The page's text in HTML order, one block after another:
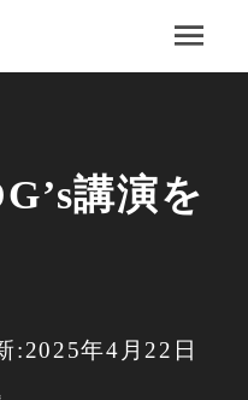
講演を
:2025年4月22日